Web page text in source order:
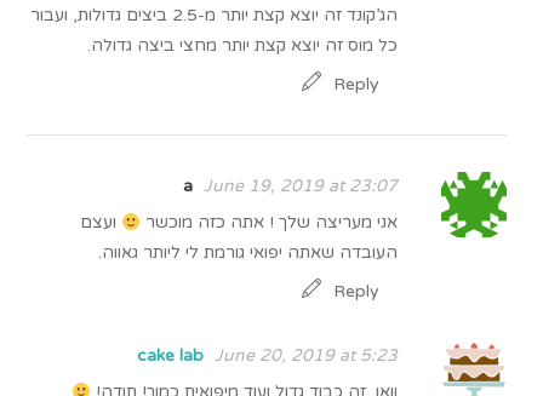
הג’קונד זה יוצא קצת יותר מ-2.5 ביצים גדולות, ועבור
כל מוס זה יוצא קצת יותר מחצי ביצה גדולה.
Reply
a June 19, 2019 at 23:07
אני מעריצה שלך ! אתה כזה מוכשר
ועצם
העובדה שאתה יפואי גורמת לי ליותר גאווה.
Reply
cake lab June 20, 2019 at 5:23